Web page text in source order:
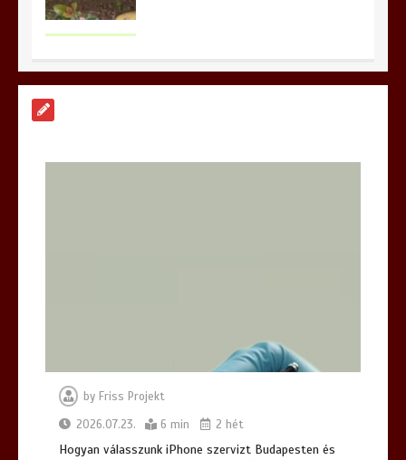
Hogyan lehet egyszerűvé tenni a
kárpittisztítás lépéseit?
by Friss Projekt
2026.07.23.
6 min 2 hét
Hogyan válasszunk iPhone szervizt Budapesten és